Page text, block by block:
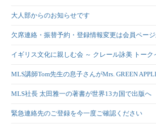
大人部からのお知らせです
欠席連絡・振替予約・登録情報変更は会員ペー
イギリス文化に親しむ会 ～ クレール詠美 トーク
MLS講師Tom先生の息子さんがMrs. GREEN
MLS社長 太田雅一の著書が世界13カ国で出版へ
緊急連絡先のご登録を今一度ご確認ください